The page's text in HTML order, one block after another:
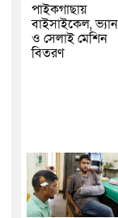
পাইকগাছায়
বাইসাইকেল, ভ্যান
ও সেলাই মেশিন
বিতরণ